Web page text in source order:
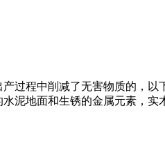
程中削减了无害物质的，以
泥地面和生锈的金属元素，实